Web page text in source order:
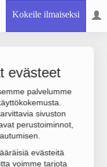
Kokeile ilmaiseksi
evästeet
palvelumme
sivuston
perustoiminnot,
evästeitä
voimme tarjota
9,
liikevaihto on